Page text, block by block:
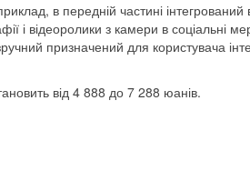
в передній частині
і відеоролики з камери в соціальні
призначений для користувача
від 4 888 до 7 288 юанів.